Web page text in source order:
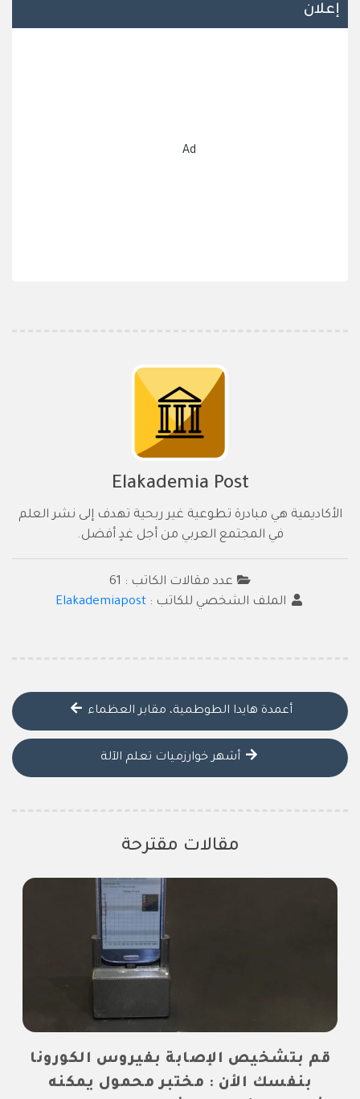
إعلان
Ad
Elakademia Post
الأكاديمية هي مبادرة تطوعية غير ربحية تهدف إلى نشر العلم
في المجتمع العربي من أجل غدٍ أفضل.
عدد مقالات الكاتب : 61
الملف الشخصي للكاتب : Elakademiapost
أعمدة هايدا الطوطمية، مقابر العظماء
أشهر خوارزميات تعلم الآلة
مقالات مقترحة
قم بتشخيص الإصابة بفيروس الكورونا
بنفسك الأن : مختبر محمول يمكنه